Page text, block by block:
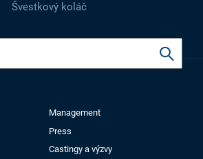
Švestkový koláč
Management
Press
Castingy a výzvy